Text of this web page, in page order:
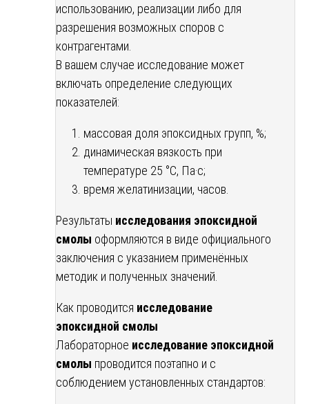
использованию, реализации либо для
разрешения возможных споров с
контрагентами.
В вашем случае исследование может
включать определение следующих
показателей:
массовая доля эпоксидных групп, %;
динамическая вязкость при
температуре 25 °С, Па·с;
время желатинизации, часов.
Результаты исследования эпоксидной
смолы оформляются в виде официального
заключения с указанием применённых
методик и полученных значений.
Как проводится исследование
эпоксидной смолы
Лабораторное исследование эпоксидной
смолы проводится поэтапно и с
соблюдением установленных стандартов: